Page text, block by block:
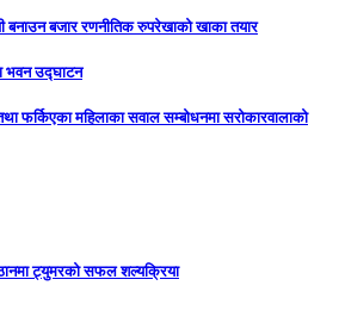
बनाउन बजार रणनीतिक रुपरेखाको खाका तयार
भवन उद्घाटन
फर्किएका महिलाका सवाल सम्बोधनमा सरोकारवालाको
ट्युमरको सफल शल्यक्रिया